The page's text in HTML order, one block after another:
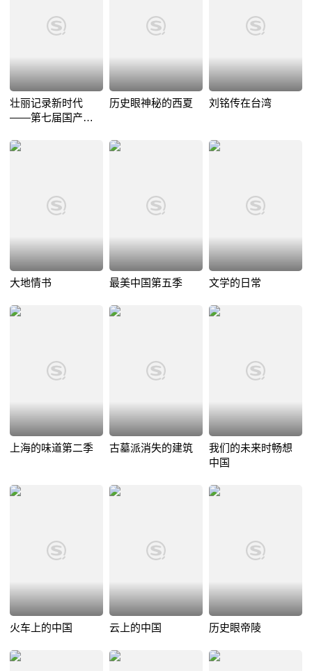
壮丽记录新时代
——第七届国产纪
优活动
历史眼神秘的西夏 刘铭传在台湾
大地情书 最美中国第五季 文学的日常
上海的味道第二季 古墓派消失的建筑
我们的未来时畅想
中国
火车上的中国 云上的中国 历史眼帝陵